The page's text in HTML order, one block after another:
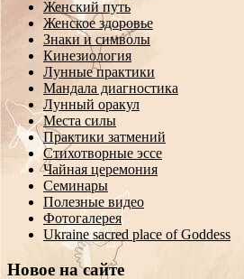
Женский путь
Женское здоровье
Знаки и символы
Кинезиология
Лунные практики
Мандала диагностика
Лунный оракул
Места силы
Практики затмений
Стихотворные эссе
Чайная церемония
Семинары
Полезные видео
Фотогалерея
Ukraine sacred place of Goddess
Новое на сайте